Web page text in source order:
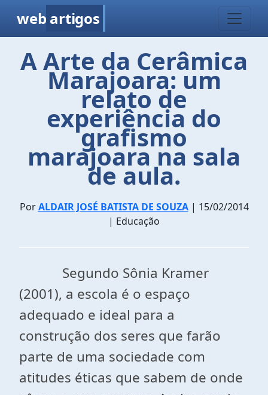
web artigos
A Arte da Cerâmica
Marajoara: um
relato de
experiência do
grafismo
marajoara na sala
de aula.
PorALDAIR JOSÉ BATISTA DE SOUZA| 15/02/2014
| Educação
Segundo Sônia Kramer
(2001), a escola é o espaço
adequado e ideal para a
construção dos seres que farão
parte de uma sociedade com
atitudes éticas que sabem de onde